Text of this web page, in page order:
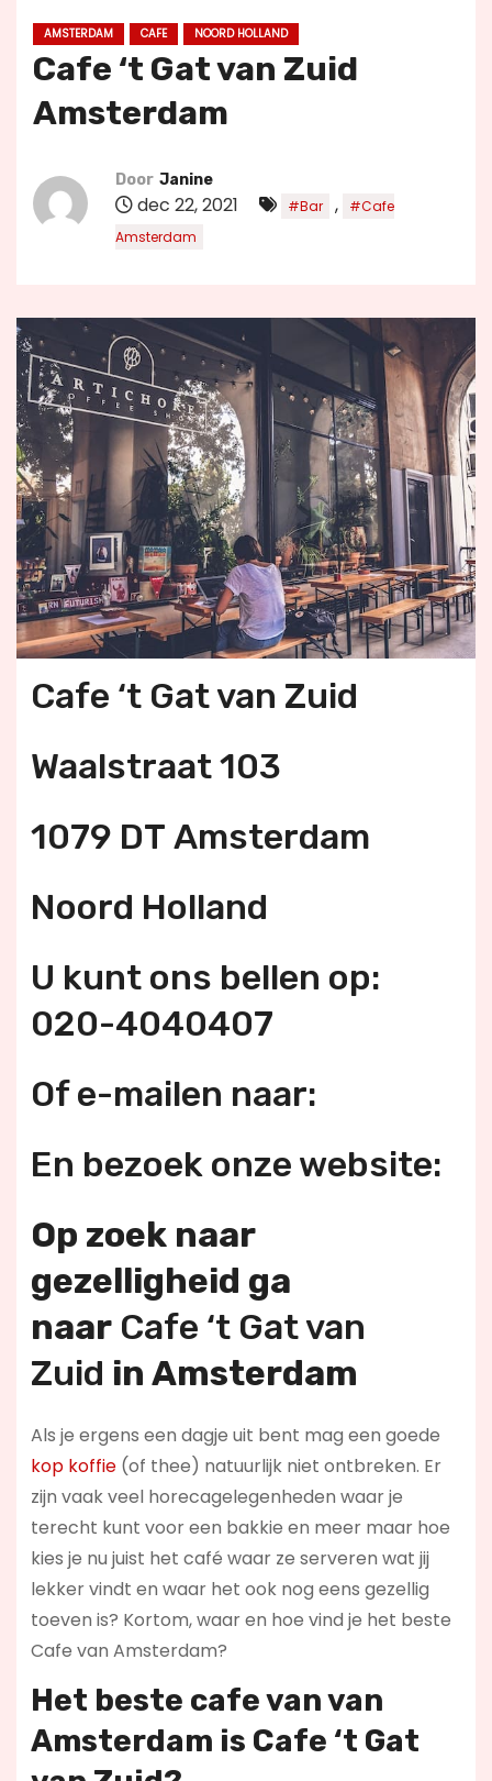
AMSTERDAM CAFE NOORD HOLLAND
Cafe ‘t Gat van Zuid
Amsterdam
Door Janine
dec 22, 2021 #Bar ,
#Cafe
Amsterdam
Cafe ‘t Gat van Zuid
Waalstraat 103
1079 DT Amsterdam
Noord Holland
U kunt ons bellen op:
020-4040407
Of e-mailen naar:
En bezoek onze website:
Op zoek naar
gezelligheid ga
naar Cafe ‘t Gat van
Zuid in Amsterdam
Als je ergens een dagje uit bent mag een goede
kop koffie(of thee) natuurlijk niet ontbreken. Er
zijn vaak veel horecagelegenheden waar je
terecht kunt voor een bakkie en meer maar hoe
kies je nu juist het café waar ze serveren wat jij
lekker vindt en waar het ook nog eens gezellig
toeven is? Kortom, waar en hoe vind je het beste
Cafe van Amsterdam?
Het beste cafe van van
Amsterdam is Cafe ‘t Gat